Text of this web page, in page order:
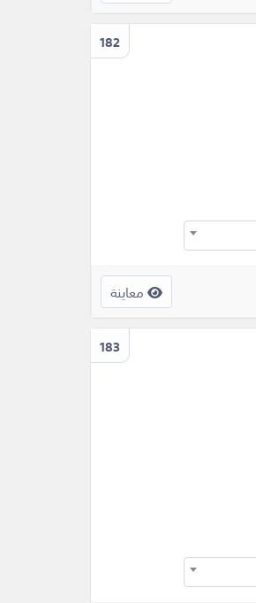
182
معاينة
183